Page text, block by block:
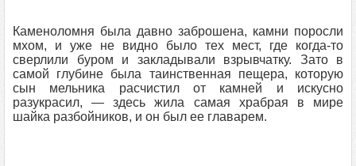
Каменоломня была давно заброшена, камни поросли
мхом, и уже не видно было тех мест, где когда-то
сверлили буром и закладывали взрывчатку. Зато в
самой глубине была таинственная пещера, которую
сын мельника расчистил от камней и искусно
разукрасил, — здесь жила самая храбрая в мире
шайка разбойников, и он был ее главарем.